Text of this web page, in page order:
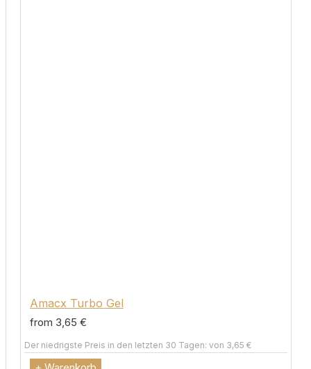
Amacx Turbo Gel
from 3,65 €
Der niedrigste Preis in den letzten 30 Tagen: von 3,65 €